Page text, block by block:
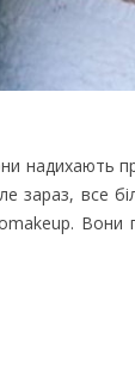
зараз, все
Вони